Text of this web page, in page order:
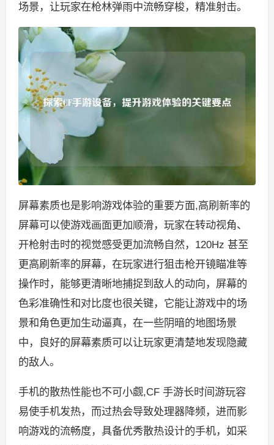
场景，让玩家在枪林弹雨中流畅穿梭，精准射击。
屏幕素质也是影响游戏体验的重要方面,高刷新率的
屏幕可以使游戏画面更加顺滑，玩家在转动视角、
开枪射击时的视觉感受更加流畅自然，120Hz 甚至
更高刷新率的屏幕，在玩家进行狙击枪开镜瞄准等
操作时，能够更清晰地捕捉到敌人的动向，屏幕的
色彩准确性和对比度也很关键，它能让游戏中的场
景和角色更加生动逼真，在一些阴暗的地图场景
中，良好的屏幕素质可以让玩家更清楚地发现隐藏
的敌人。
手机的散热性能也不可小觑,CF 手游长时间游玩容
易使手机发热，而过热会导致处理器降频，进而影
响游戏的流畅度，具备优秀散热设计的手机，如采